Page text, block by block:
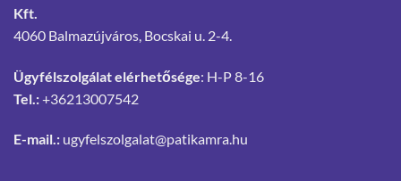
Kft.
4060 Balmazújváros, Bocskai u. 2-4.
Ügyfélszolgálat elérhetősége: H-P 8-16
Tel.:+36213007542
E-mail.: ugyfelszolgalat@patikamra.hu